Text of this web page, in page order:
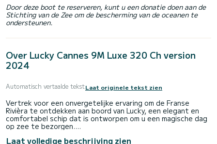
Door deze boot te reserveren, kunt u een donatie doen aan de
Stichting van de Zee om de bescherming van de oceanen te
ondersteunen.
Over Lucky Cannes 9M Luxe 320 Ch version
2024
Automatisch vertaalde tekstLaat originele tekst zien
Vertrek voor een onvergetelijke ervaring om de Franse
Rivièra te ontdekken aan boord van Lucky, een elegant en
comfortabel schip dat is ontworpen om u een magische dag
op zee te bezorgen.
️ Alleen verhuur met gediplomeerde schipper (verplicht)
Laat volledige beschrijving zien